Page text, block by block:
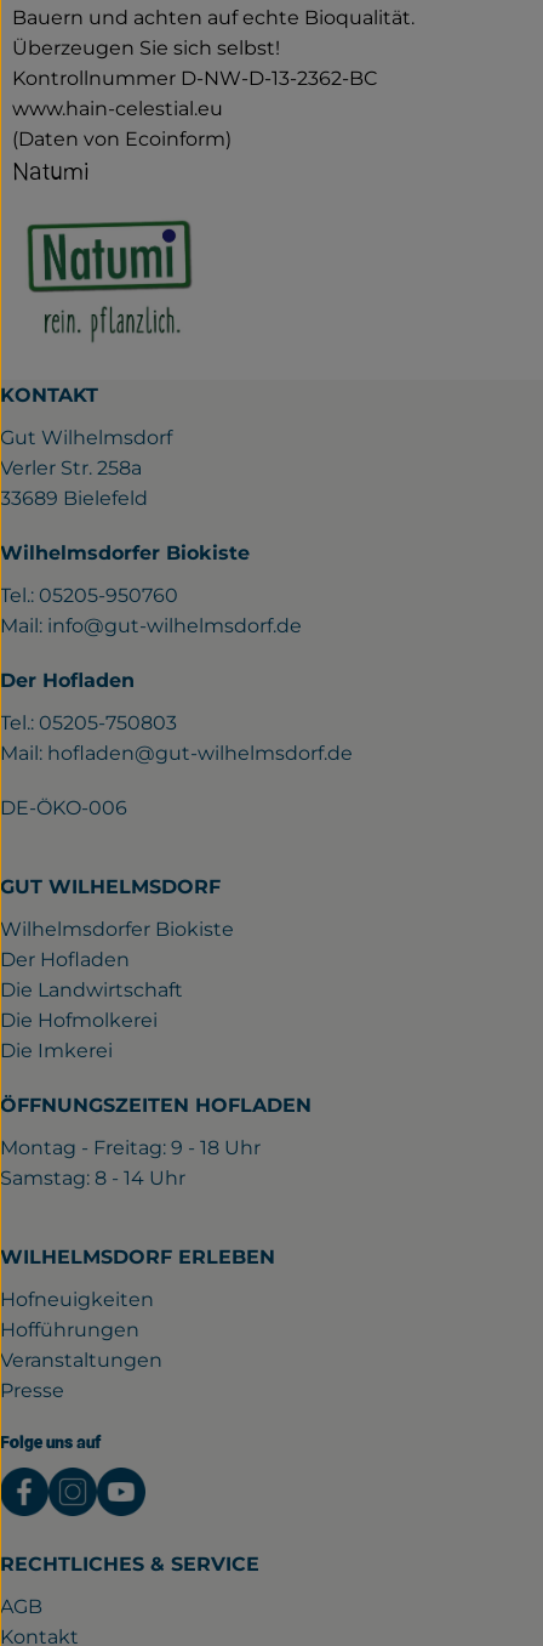
Bauern und achten auf echte Bioqualität.
Überzeugen Sie sich selbst!
Kontrollnummer D-NW-D-13-2362-BC
www.hain-celestial.eu
(Daten von Ecoinform)
Natumi
KONTAKT
Gut Wilhelmsdorf
Verler Str. 258a
33689 Bielefeld
Wilhelmsdorfer Biokiste
Tel.: 05205-950760
Mail: info@gut-wilhelmsdorf.de
Der Hofladen
Tel.: 05205-750803
Mail: hofladen@gut-wilhelmsdorf.de
DE-ÖKO-006
GUT WILHELMSDORF
Wilhelmsdorfer Biokiste
Der Hofladen
Die Landwirtschaft
Die Hofmolkerei
Die Imkerei
ÖFFNUNGSZEITEN HOFLADEN
Montag - Freitag: 9 - 18 Uhr
Samstag: 8 - 14 Uhr
WILHELMSDORF ERLEBEN
Hofneuigkeiten
Hofführungen
Veranstaltungen
Presse
Folge uns auf
Externer Link zu https://www.facebook.com/
Externer Link zu https://
Externer Link zu https://
RECHTLICHES & SERVICE
AGB
Kontakt